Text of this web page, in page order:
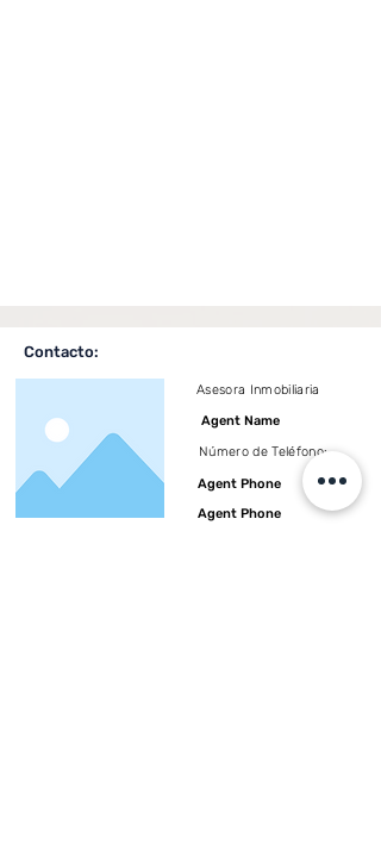
Contacto:
Asesora Inmobiliaria
Agent Name
Número de Teléfono:
Agent Phone
Agent Phone